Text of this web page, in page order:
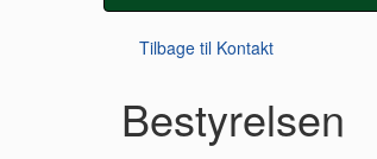
Tilbage til Kontakt
Bestyrelsen